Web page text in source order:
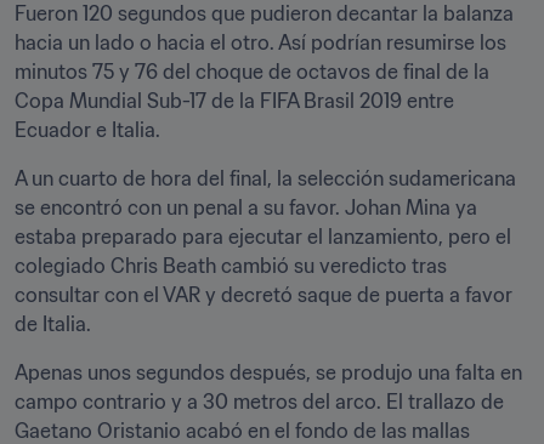
Fueron 120 segundos que pudieron decantar la balanza
hacia un lado o hacia el otro. Así podrían resumirse los
minutos 75 y 76 del choque de octavos de final de la
Copa Mundial Sub-17 de la FIFA Brasil 2019 entre
Ecuador e Italia.
A un cuarto de hora del final, la selección sudamericana
se encontró con un penal a su favor. Johan Mina ya
estaba preparado para ejecutar el lanzamiento, pero el
colegiado Chris Beath cambió su veredicto tras
consultar con el VAR y decretó saque de puerta a favor
de Italia.
Apenas unos segundos después, se produjo una falta en
campo contrario y a 30 metros del arco. El trallazo de
Gaetano Oristanio acabó en el fondo de las mallas